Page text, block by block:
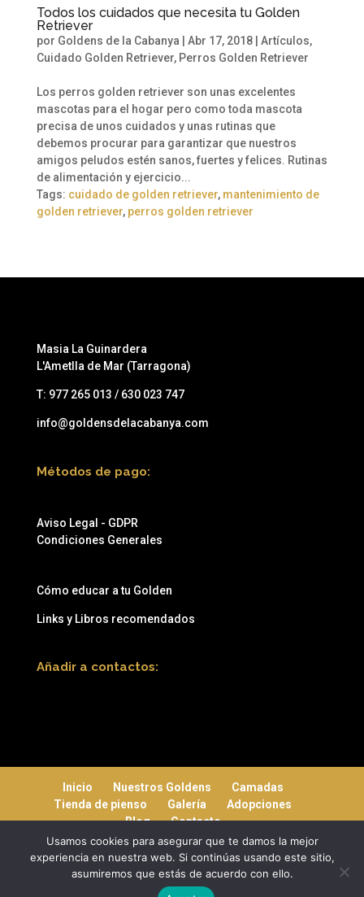
Todos los cuidados que necesita tu Golden
Retriever
por Goldens de la Cabanya Abr 17, 2018| Artículos,
Cuidado Golden Retriever, Perros Golden Retriever
Los perros golden retriever son unas excelentes
mascotas para el hogar pero como toda mascota
precisa de unos cuidados y unas rutinas que
debemos procurar para garantizar que nuestros
amigos peludos estén sanos, fuertes y felices. Rutinas
de alimentación y ejercicio...
Tags: cuidado de golden retriever, mantenimiento de
golden retriever, perros golden retriever
Masia La Guinardera
L'Ametlla de Mar (Tarragona)
T: 977 265 013 / 630 023 747
info@goldensdelacabanya.com
Métodos de pago:
Aviso Legal - GDPR
Condiciones Generales
Cómo educar a tu Golden
Links y Libros recomendados
Añadir a contactos:
Inicio Nuestros Goldens
Camadas
Tienda de pienso
Galería
Adopciones
Blog
Contacto
Mediterranea Services ©| 2019 - Copyright
Usamos cookies para asegurar que te damos la mejor
experiencia en nuestra web. Si continúas usando este sitio,
asumiremos que estás de acuerdo con ello.